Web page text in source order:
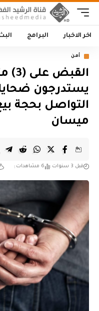
اخر الاخبار البرامج
أمن
يستدرجون
التواصل بحجة
ميسان
قبل 3 سنوات 6 مشاهدات